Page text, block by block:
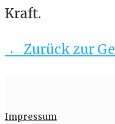
Kraft.
← Zurück zur
Impressum